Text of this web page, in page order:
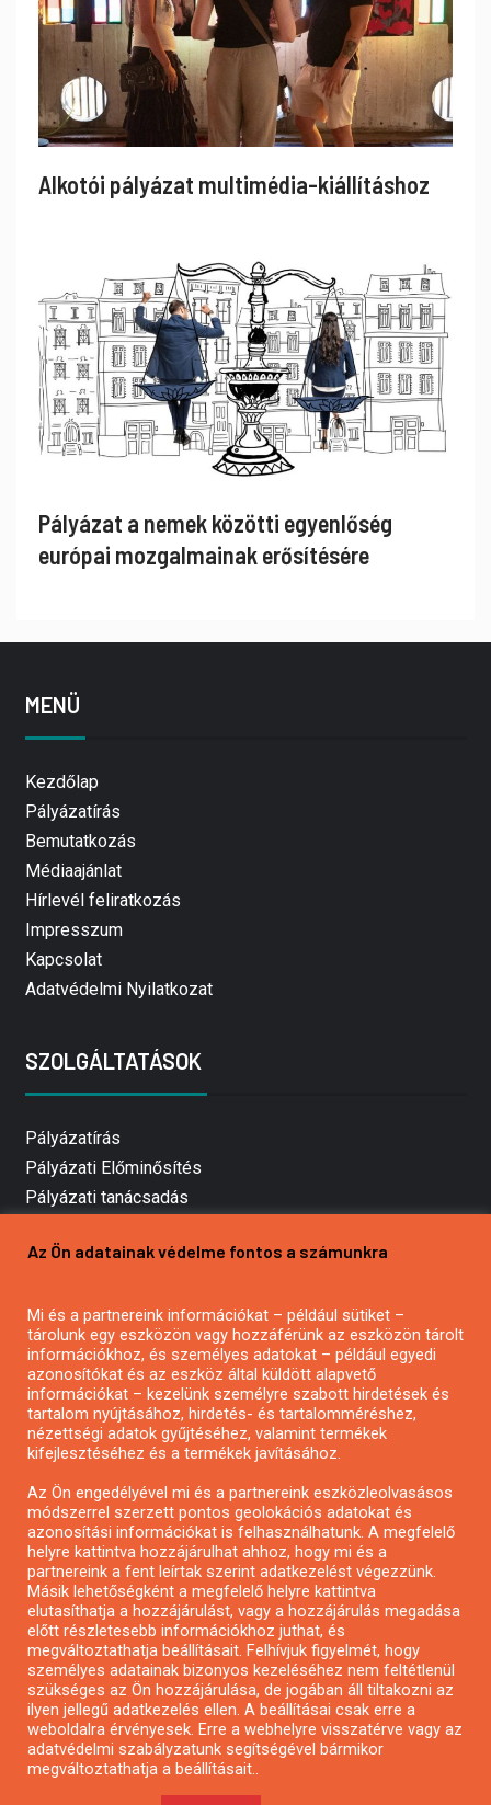
Alkotói pályázat multimédia-kiállításhoz
Pályázat a nemek közötti egyenlőség
európai mozgalmainak erősítésére
MENÜ
Kezdőlap
Pályázatírás
Bemutatkozás
Médiaajánlat
Hírlevél feliratkozás
Impresszum
Kapcsolat
Adatvédelmi Nyilatkozat
SZOLGÁLTATÁSOK
Pályázatírás
Pályázati Előminősítés
Pályázati tanácsadás
Mezőgazdasági pályázatírás
Pályázatírás civil szervezeteknek
Pályázatírás önkormányzatoknak
Pályázatfigyelés
Specifikus pályázatfigyelés vagy hírlevél
Pályázatok magánszemélyeknek
Pályázatok civil szervezeteknek
Pályázatok vállalkozásoknak
Önkormányzati pályázatok
Mezőgazdasági pályázatok
Falusi turizmus pályázatok
Napelem pályázatok
GINOP pályázatok
Az Ön adatainak védelme fontos a számunkra
Mi és a partnereink információkat – például sütiket –
tárolunk egy eszközön vagy hozzáférünk az eszközön tárolt
információkhoz, és személyes adatokat – például egyedi
azonosítókat és az eszköz által küldött alapvető
információkat – kezelünk személyre szabott hirdetések és
tartalom nyújtásához, hirdetés- és tartalomméréshez,
nézettségi adatok gyűjtéséhez, valamint termékek
kifejlesztéséhez és a termékek javításához.
Az Ön engedélyével mi és a partnereink eszközleolvasásos
módszerrel szerzett pontos geolokációs adatokat és
azonosítási információkat is felhasználhatunk. A megfelelő
helyre kattintva hozzájárulhat ahhoz, hogy mi és a
partnereink a fent leírtak szerint adatkezelést végezzünk.
Másik lehetőségként a megfelelő helyre kattintva
elutasíthatja a hozzájárulást, vagy a hozzájárulás megadása
előtt részletesebb információkhoz juthat, és
megváltoztathatja beállításait. Felhívjuk figyelmét, hogy
személyes adatainak bizonyos kezeléséhez nem feltétlenül
szükséges az Ön hozzájárulása, de jogában áll tiltakozni az
ilyen jellegű adatkezelés ellen. A beállításai csak erre a
weboldalra érvényesek. Erre a webhelyre visszatérve vagy az
adatvédelmi szabályzatunk segítségével bármikor
megváltoztathatja a beállításait..